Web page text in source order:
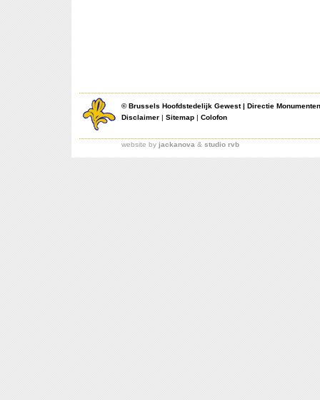
©Brussels Hoofdstedelijk Gewest| Directie
Disclaimer | Sitemap | Colofon
website by jackanova & studio rvb